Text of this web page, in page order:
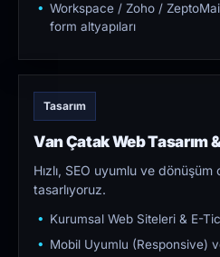
Workspace / Zoho /
form altyapıları
Tasarım
Van Çatak Web Tasarım
Hızlı, SEO uyumlu ve
tasarlıyoruz.
Kurumsal Web Siteleri & E-
Mobil Uyumlu (Responsive)